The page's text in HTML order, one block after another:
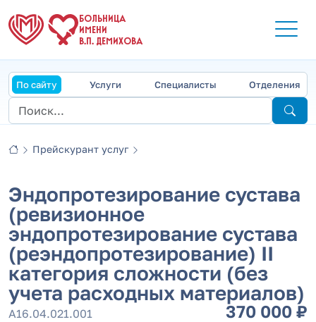
БОЛЬНИЦА
ИМЕНИ
В.П. ДЕМИХОВА
По сайту Услуги Специалисты Отделения
Прейскурант услуг
Эндопротезирование сустава
(ревизионное
эндопротезирование сустава
(реэндопротезирование) II
категория сложности (без
учета расходных материалов)
А16.04.021.001 370 000 ₽